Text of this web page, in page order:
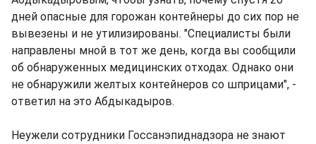
дней опасные для горожан контейнеры до сих пор не
вывезены и не утилизированы. "Специалисты были
направлены мной в тот же день, когда вы сообщили
об обнаруженных медицинских отходах. Однако они
не обнаружили желтых контейнеров со шприцами", -
ответил на это Абдыкадыров.
Неужели сотрудники Госсанэпиднадзора не знают